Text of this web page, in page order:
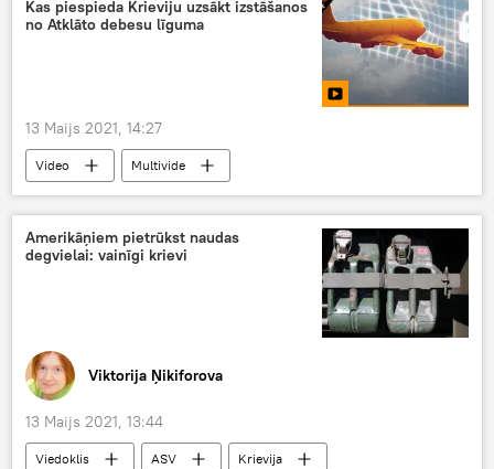
Kas piespieda Krieviju uzsākt izstāšanos
no Atklāto debesu līguma
13 Maijs 2021, 14:27
Video Multivide
Amerikāņiem pietrūkst naudas
degvielai: vainīgi krievi
Viktorija Ņikiforova
13 Maijs 2021, 13:44
Viedoklis ASV
Krievija